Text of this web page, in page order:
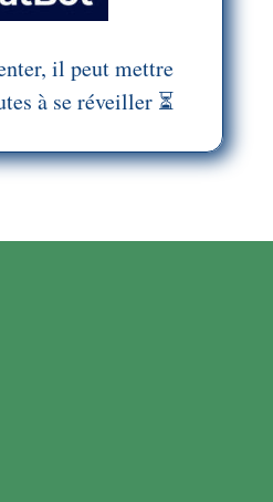
il peut mettre
à se réveiller ⏳